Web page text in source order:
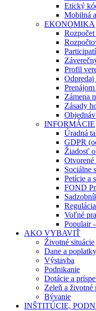
Etický
Mobilná
EKONOMIKA
Profil
Odpredaj
Zámena
Zásady
INFORMÁCIE
Úradná
GDPR
Žiadosť
Otvorené
Sociálne
Petície a
FOND
Voľné
Populair
AKO VYBAVIŤ
Životné situácie
Dane a poplatky
Výstavba
Podnikanie
Dotácie a
Zeleň a životné
Bývanie
INŠTITÚCIE,